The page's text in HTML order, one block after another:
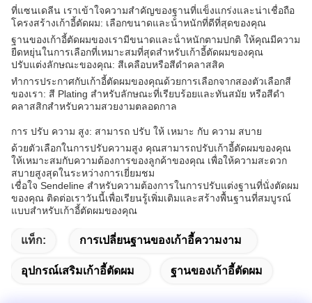
ที่แซนเดลีน เราเข้าใจความสําคัญของฐานที่แข็งแกร่งและน่าเชื่อถือ
โครงสร้างเก้าอี้ตัดผม: เลือกขนาดและน้ําหนักที่ดีที่สุดของคุณ
ฐานของเก้าอี้ตัดผมของเรามีขนาดและน้ําหนักตามปกติ ให้คุณมีความ
ยืดหยุ่นในการเลือกที่เหมาะสมที่สุดสําหรับเก้าอี้ตัดผมของคุณ
ปรับแต่งลักษณะของคุณ: สีเคลือบหรือสีดําคลาสสิค
ทําการประกาศกับเก้าอี้ตัดผมของคุณด้วยการเลือกจากสองตัวเลือกสี
ของเรา: สี Plating สําหรับลักษณะที่เรียบร้อยและทันสมัย หรือสีดํา
คลาสสิกสําหรับความสวยงามตลอดกาล
การ ปรับ ความ สูง: สามารถ ปรับ ให้ เหมาะ กับ ความ สบาย
ด้วยตัวเลือกในการปรับความสูง คุณสามารถปรับเก้าอี้ตัดผมของคุณ
ให้เหมาะสมกับความต้องการของลูกค้าของคุณ เพื่อให้ความสะดวก
สบายสูงสุดในระหว่างการเยี่ยมชม
เชื่อใจ Sendeline สําหรับความต้องการในการปรับแต่งฐานที่นั่งตัดผม
ของคุณ ติดต่อเราวันนี้เพื่อเรียนรู้เพิ่มเติมและสร้างพื้นฐานที่สมบูรณ์
แบบสําหรับเก้าอี้ตัดผมของคุณ
แท็ก: การเปลี่ยนฐานของเก้าอี้ความงาม
อุปกรณ์เสริมเก้าอี้ตัดผม ฐานของเก้าอี้ตัดผม